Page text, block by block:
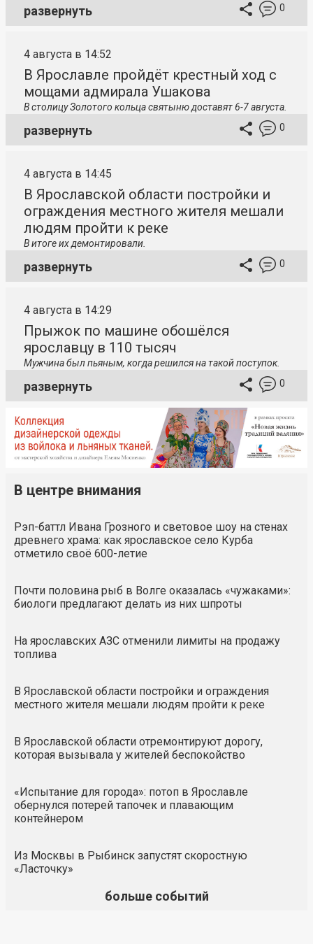
развернуть 0
4 августа в 14:52
В Ярославле пройдёт крестный ход с
мощами адмирала Ушакова
В столицуЗолотого кольца святыню доставят 6-7 августа.
развернуть 0
4 августа в 14:45
В Ярославской области постройки и
ограждения местного жителя мешали
людям пройти к реке
В итоге их демонтировали.
развернуть 0
4 августа в 14:29
Прыжок по машине обошёлся
ярославцу в 110 тысяч
Мужчина был пьяным, когда решился на такой поступок.
развернуть 0
В центре внимания
Рэп-баттл Ивана Грозного и световое шоу на стенах
древнего храма: как ярославское село Курба
отметило своё 600-летие
Почти половина рыб в Волге оказалась «чужаками»:
биологи предлагают делать из них шпроты
На ярославских АЗС отменили лимиты на продажу
топлива
В Ярославской области постройки и ограждения
местного жителя мешали людям пройти к реке
В Ярославской области отремонтируют дорогу,
которая вызывала у жителей беспокойство
«Испытание для города»: потоп в Ярославле
обернулся потерей тапочек и плавающим
контейнером
Из Москвы в Рыбинск запустят скоростную
«Ласточку»
больше событий